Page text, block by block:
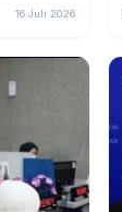
16 Juli 2026